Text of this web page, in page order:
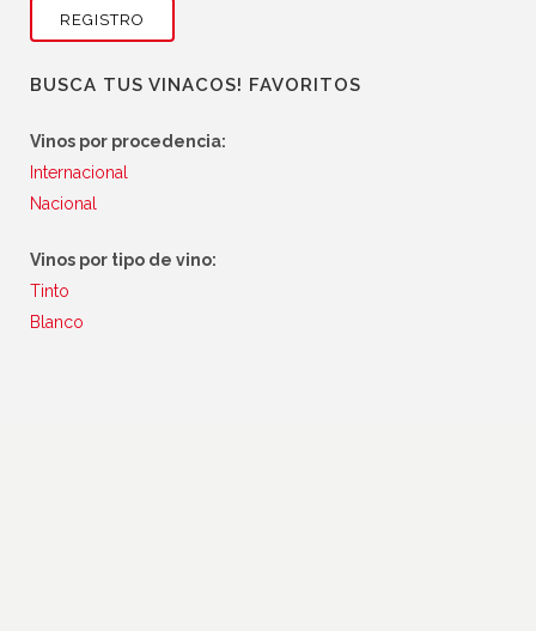
BUSCA TUS VINACOS! FAVORITOS
Vinos por procedencia:
Internacional
Nacional
Vinos por tipo de vino:
Tinto
Blanco